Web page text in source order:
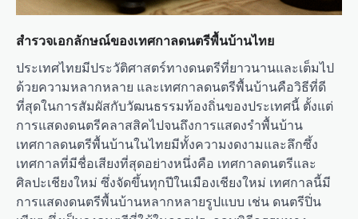
สำรวจเอกลักษณ์ของเทศกาลดนตรีพื้นบ้านไทย
ประเทศไทยมีประวัติศาสตร์ทางดนตรีที่ยาวนานและเต็มไป
ด้วยความหลากหลาย และเทศกาลดนตรีพื้นบ้านคือวิธีที่ดี
ที่สุดในการสัมผัสกับวัฒนธรรมท้องถิ่นของประเทศนี้ ตั้งแต่
การแสดงดนตรีคลาสสิคไปจนถึงการแสดงรำพื้นบ้าน
เทศกาลดนตรีพื้นบ้านในไทยมีทั้งความงดงามและลึกซึ้ง
เทศกาลที่มีชื่อเสียงที่สุดอย่างหนึ่งคือ เทศกาลดนตรีและ
ศิลปะเชียงใหม่ ซึ่งจัดขึ้นทุกปีในเมืองเชียงใหม่ เทศกาลนี้มี
การแสดงดนตรีพื้นบ้านหลากหลายรูปแบบ เช่น ดนตรีปิ่น